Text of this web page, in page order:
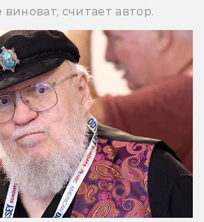
считает автор.